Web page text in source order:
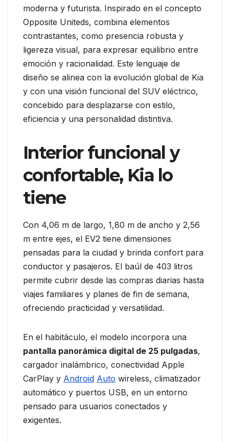
moderna y futurista. Inspirado en el concepto
Opposite Uniteds, combina elementos
contrastantes, como presencia robusta y
ligereza visual, para expresar equilibrio entre
emoción y racionalidad. Este lenguaje de
diseño se alinea con la evolución global de Kia
y con una visión funcional del SUV eléctrico,
concebido para desplazarse con estilo,
eficiencia y una personalidad distintiva.
Interior funcional y
confortable, Kia lo
tiene
Con 4,06 m de largo, 1,80 m de ancho y 2,56
m entre ejes, el EV2 tiene dimensiones
pensadas para la ciudad y brinda confort para
conductor y pasajeros. El baúl de 403 litros
permite cubrir desde las compras diarias hasta
viajes familiares y planes de fin de semana,
ofreciendo practicidad y versatilidad.
En el habitáculo, el modelo incorpora una
pantalla panorámica digital de 25 pulgadas,
cargador inalámbrico, conectividad Apple
CarPlay y Android Auto wireless, climatizador
automático y puertos USB, en un entorno
pensado para usuarios conectados y
exigentes.